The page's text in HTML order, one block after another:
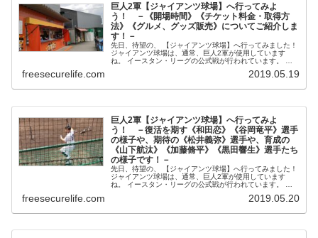
巨人2軍【ジャイアンツ球場】へ行ってみよ
う！ －《開場時間》《チケット料金・取得方
法》《グルメ、グッズ販売》についてご紹介しま
す！－
先日、待望の、 【ジャイアンツ球場】へ行ってみました！
ジャイアンツ球場は、通常、巨人2軍が使用しています
ね。 イースタン・リーグの公式戦が行われています。 今
freesecurelife.com 2019.05.19
巨人2軍【ジャイアンツ球場】へ行ってみよ
う！ －復活を期す《和田恋》《谷岡竜平》選手
の様子や、期待の《松井義弥》選手や、育成の
《山下航汰》《加藤脩平》《黒田響生》選手たち
の様子です！－
先日、待望の、 【ジャイアンツ球場】へ行ってみました！
ジャイアンツ球場は、通常、巨人2軍が使用しています
ね。 イースタン・リーグの公式戦が行われています。 本
freesecurelife.com 2019.05.20